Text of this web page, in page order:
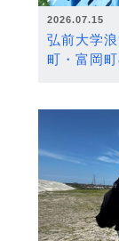
2026.07.15
弘前大学
町・富岡